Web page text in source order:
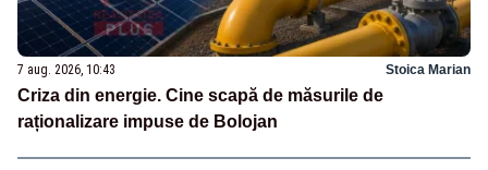
7 aug. 2026, 10:43 Stoica Marian
Criza din energie. Cine scapă de măsurile de
raționalizare impuse de Bolojan